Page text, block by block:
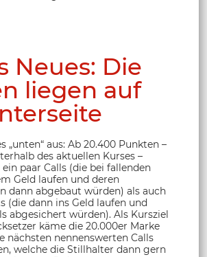
Neues: Die
liegen auf
„unten“ aus: Ab 20.400 Punkten –
des aktuellen Kurses –
paar Calls (die bei fallenden
Geld laufen und deren
dann abgebaut würden) als auch
(die dann ins Geld laufen und
abgesichert würden). Als Kursziel
käme die 20.000er Marke
nächsten nennenswerten Calls
welche die Stillhalter dann gern